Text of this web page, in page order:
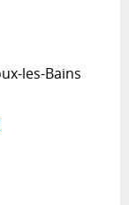
les-Bains